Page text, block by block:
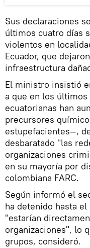
Sus declaraciones
últimos cuatro días
violentos en
Ecuador, que
infraestructura
El ministro insistió
a que en los
ecuatorianas han
precursores
estupefacientes—,
desbaratado "las
organizaciones
en su mayoría por
colombiana FARC.
Según informó el
ha detenido hasta
"estarían
organizaciones", lo
grupos, consideró.